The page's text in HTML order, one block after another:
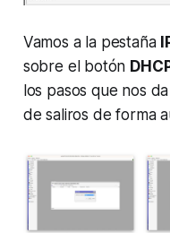
Vamos a la pestaña
sobre el botón
los pasos que nos
de saliros de forma